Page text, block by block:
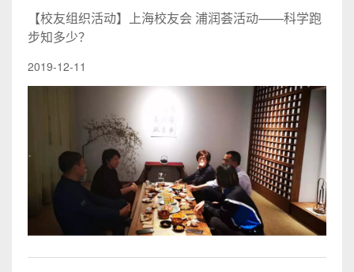
【校友组织活动】上海校友会 浦润荟活动——科学跑
步知多少？
2019-12-11